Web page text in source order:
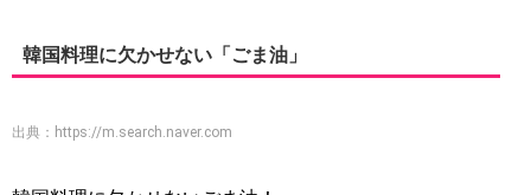
韓国料理に欠かせない「ごま油」
出典： https://m.search.naver.com